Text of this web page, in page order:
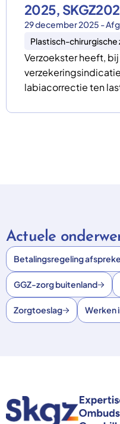
2025,
29 december 2025 -
Plastisch-chirurgische
Verzoekster heeft,
labiacorrectie ten
Actuele
Betalingsregeling
GGZ-zorg buitenland
Zorgtoeslag Werken